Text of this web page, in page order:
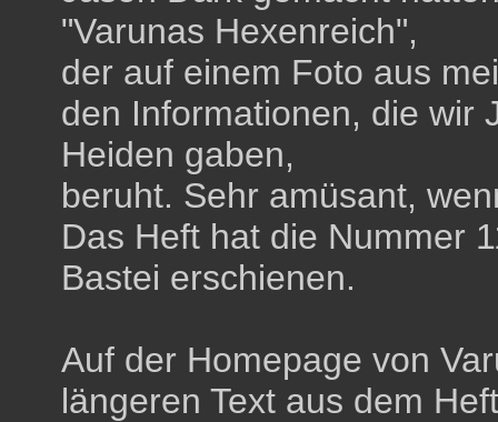
"Varunas Hexenreich",
der auf einem Foto aus
den Informationen, die wir
Heiden gaben,
beruht. Sehr amüsant,
Das Heft hat die Nummer
Bastei erschienen.
Auf der Homepage von
längeren Text aus dem